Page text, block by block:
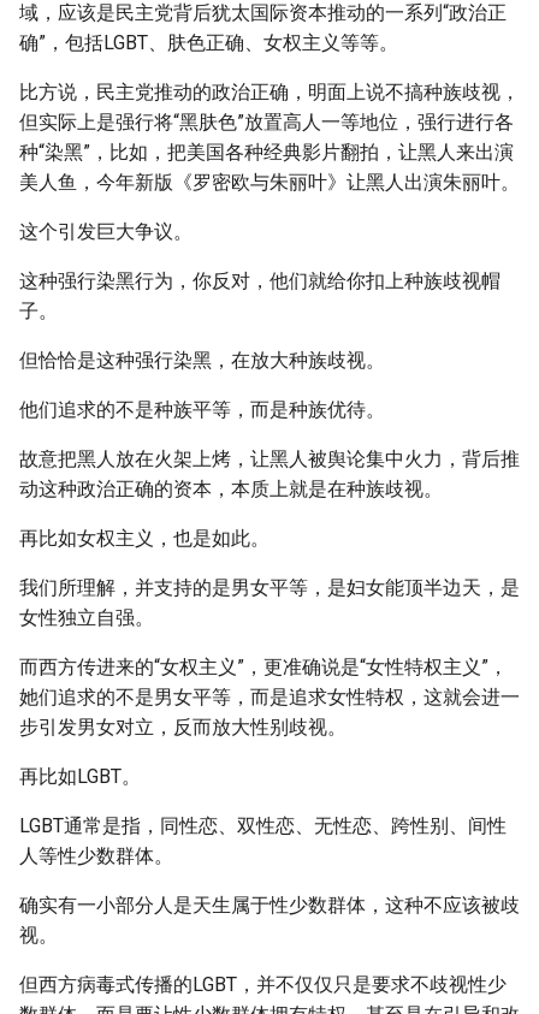
域，应该是民主党背后犹太国际资本推动的一系列“政治正
确”，包括LGBT、肤色正确、女权主义等等。
比方说，民主党推动的政治正确，明面上说不搞种族歧视，
但实际上是强行将“黑肤色”放置高人一等地位，强行进行各
种“染黑”，比如，把美国各种经典影片翻拍，让黑人来出演
美人鱼，今年新版《罗密欧与朱丽叶》让黑人出演朱丽叶。
这个引发巨大争议。
这种强行染黑行为，你反对，他们就给你扣上种族歧视帽
子。
但恰恰是这种强行染黑，在放大种族歧视。
他们追求的不是种族平等，而是种族优待。
故意把黑人放在火架上烤，让黑人被舆论集中火力，背后推
动这种政治正确的资本，本质上就是在种族歧视。
再比如女权主义，也是如此。
我们所理解，并支持的是男女平等，是妇女能顶半边天，是
女性独立自强。
而西方传进来的“女权主义”，更准确说是“女性特权主义”，
她们追求的不是男女平等，而是追求女性特权，这就会进一
步引发男女对立，反而放大性别歧视。
再比如LGBT。
LGBT通常是指，同性恋、双性恋、无性恋、跨性别、间性
人等性少数群体。
确实有一小部分人是天生属于性少数群体，这种不应该被歧
视。
但西方病毒式传播的LGBT，并不仅仅只是要求不歧视性少